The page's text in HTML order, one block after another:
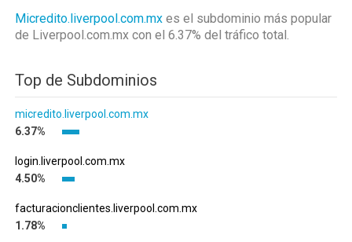
Micredito.liverpool.com.mx es el subdominio más popular
de Liverpool.com.mx con el 6.37% del tráfico total.
Top de Subdominios
micredito.liverpool.com.mx
6.37%
login.liverpool.com.mx
4.50%
facturacionclientes.liverpool.com.mx
1.78%